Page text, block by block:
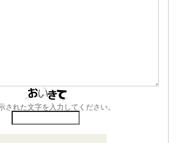
された文字を入力してください。